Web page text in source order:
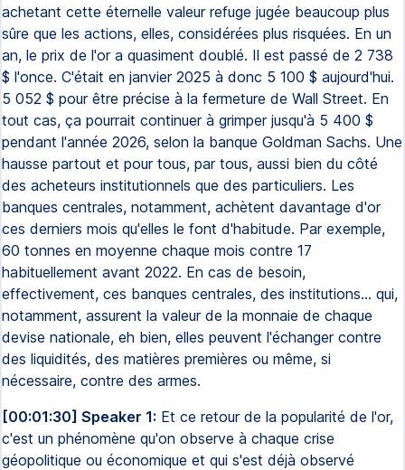
achetant cette éternelle valeur refuge jugée beaucoup plus
sûre que les actions, elles, considérées plus risquées. En un
an, le prix de l'or a quasiment doublé. Il est passé de 2 738
$ l'once. C'était en janvier 2025 à donc 5 100 $ aujourd'hui.
5 052 $ pour être précise à la fermeture de Wall Street. En
tout cas, ça pourrait continuer à grimper jusqu'à 5 400 $
pendant l'année 2026, selon la banque Goldman Sachs. Une
hausse partout et pour tous, par tous, aussi bien du côté
des acheteurs institutionnels que des particuliers. Les
banques centrales, notamment, achètent davantage d'or
ces derniers mois qu'elles le font d'habitude. Par exemple,
60 tonnes en moyenne chaque mois contre 17
habituellement avant 2022. En cas de besoin,
effectivement, ces banques centrales, des institutions... qui,
notamment, assurent la valeur de la monnaie de chaque
devise nationale, eh bien, elles peuvent l'échanger contre
des liquidités, des matières premières ou même, si
nécessaire, contre des armes.
[00:01:30] Speaker 1: Et ce retour de la popularité de l'or,
c'est un phénomène qu'on observe à chaque crise
géopolitique ou économique et qui s'est déjà observé